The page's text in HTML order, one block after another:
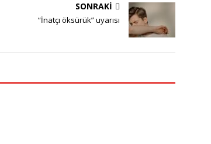
SONRAKI
“İnatçı öksürük” uyarısı